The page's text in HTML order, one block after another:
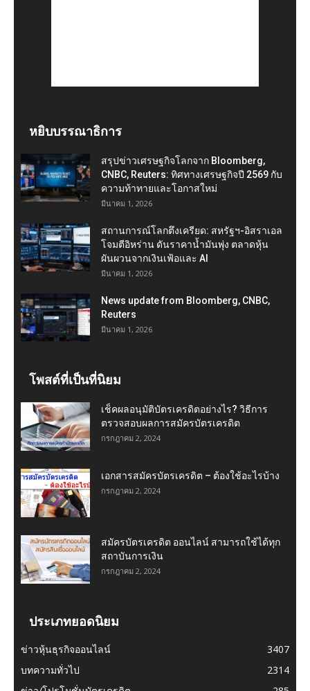
หยิบบรรณาธิการ
สรุปข่าวเศรษฐกิจโลกจาก Bloomberg,
CNBC, Reuters: ทิศทางเศรษฐกิจปี 2569 กับ
ความท้าทายและโอกาสใหม่
มีนาคม 1, 2026
สถานการณ์โลกตึงเครียด: สหรัฐฯ-อิสราเอล
โจมตีอิหร่าน ดันราคาน้ำมันพุ่ง ตลาดหุ้น
ผันผวนจากเงินเฟ้อและ AI
มีนาคม 1, 2026
News update from Bloomberg, CNBC,
Reuters
มีนาคม 1, 2026
โพสต์ที่เป็นที่นิยม
เช็คผลอนุมัติบัตรเครดิตอย่างไร? วิธีการ
ตรวจสอบผลการสมัครบัตรเครดิต
กรกฎาคม 2, 2024
เอกสารสมัครบัตรเครดิต – ต้องใช้อะไรบ้าง
กรกฎาคม 2, 2024
สมัครบัตรเครดิต ออนไลน์ สามารถใช้ได้ทุก
สถาบันการเงิน
กรกฎาคม 2, 2024
ประเภทยอดนิยม
ข่าวหุ้นธุรกิจออนไลน์
3407
บทความทั่วไป
2314